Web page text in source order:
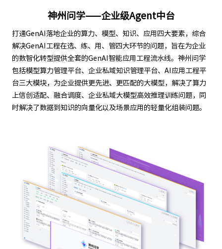
神州问学——企业级Agent中台
打通GenAI落地企业的算力、模型、知识、应用四大要素，综合
解决GenAI工程在选、练、用、管四大环节的问题，旨在为企业
的数智化转型提供全套的GenAI智能应用工程流水线。神州问学
包括模型算力管理平台、企业私域知识管理平台、AI应用工程平
台三大模块，为企业提供更先进、更匹配的大模型，解决了算力
上信创适配、融合调度、企业私域大模型高效推理训练问题，同
时解决了数据到知识的向量化以及场景应用的轻量化组装问题。